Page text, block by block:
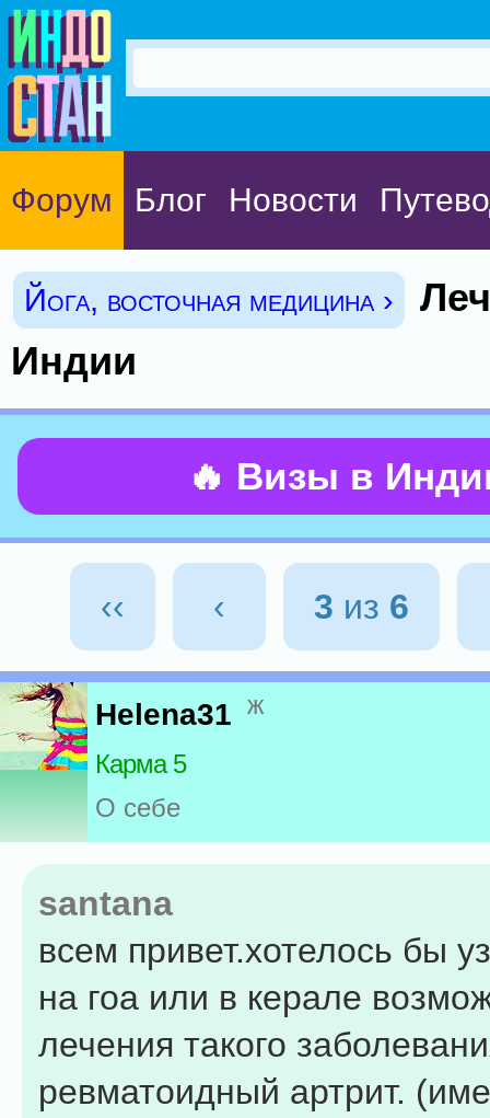
Форум Блог Новости
Йога, восточная медицина ›
Индии
🔥 Визы в
‹‹ ‹ 3 из 6
Helena31 ж
Карма 5
О себе
santana
всем привет.хотелось бы
на гоа или в керале
лечения такого
ревматоидный артрит.